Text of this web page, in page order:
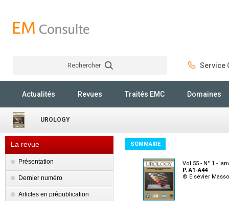
Rechercher Service
Actualités Revues Traités EMC Domaines
UROLOGY
La revue
Présentation
Dernier numéro
Articles en prépublication
SOMMAIRE
Vol 55 - N° 1 -
P. A1-A44
© Elsevier